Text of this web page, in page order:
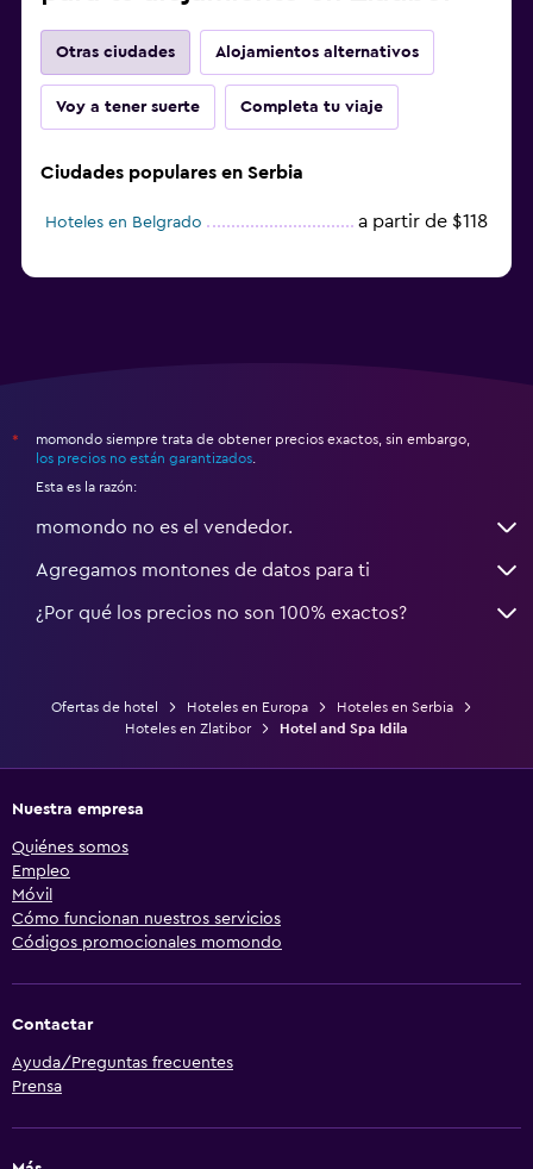
Otras ciudades Alojamientos alternativos
Voy a tener suerte Completa tu viaje
Ciudades populares en Serbia
Hoteles en Belgrado a partir de $118
*
momondo siempre trata de obtener precios exactos, sin embargo,
los precios no están garantizados
Esta es la razón:
momondo no es el vendedor.
Agregamos montones de datos para ti
¿Por qué los precios no son 100% exactos?
Ofertas de hotel Hoteles en Europa
Hoteles en Serbia
Hoteles en Zlatibor
Hotel and Spa Idila
Nuestra empresa
Quiénes somos
Empleo
Móvil
Cómo funcionan nuestros servicios
Códigos promocionales momondo
Contactar
Ayuda/Preguntas frecuentes
Prensa